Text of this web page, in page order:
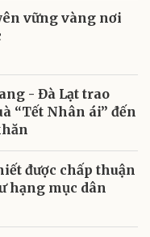
vững vàng nơi
- Đà Lạt trao
“Tết Nhân ái” đến
được chấp thuận
hạng mục dân